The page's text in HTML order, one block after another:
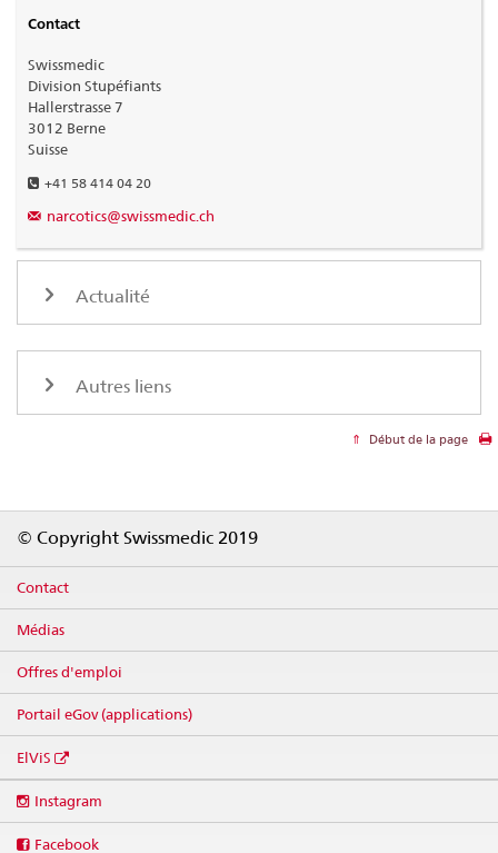
Contact
Swissmedic
Division Stupéfiants
Hallerstrasse 7
3012 Berne
Suisse
+41 58 414 04 20
narcotics@swissmedic.ch
Actualité
Autres liens
Début de la page
© Copyright Swissmedic 2019
Contact
Médias
Offres d'emploi
Portail eGov (applications)
ElViS
media
Instagram
Facebook